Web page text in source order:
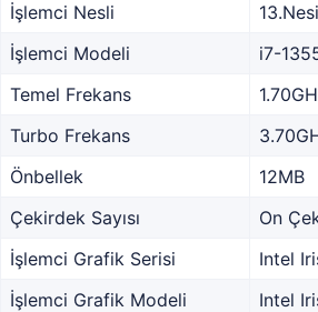
İşlemci Nesli
İşlemci Modeli
i7-
Temel Frekans
Turbo Frekans
Önbellek
12MB
Çekirdek Sayısı
On
İşlemci Grafik Serisi
Intel
İşlemci Grafik Modeli
Intel